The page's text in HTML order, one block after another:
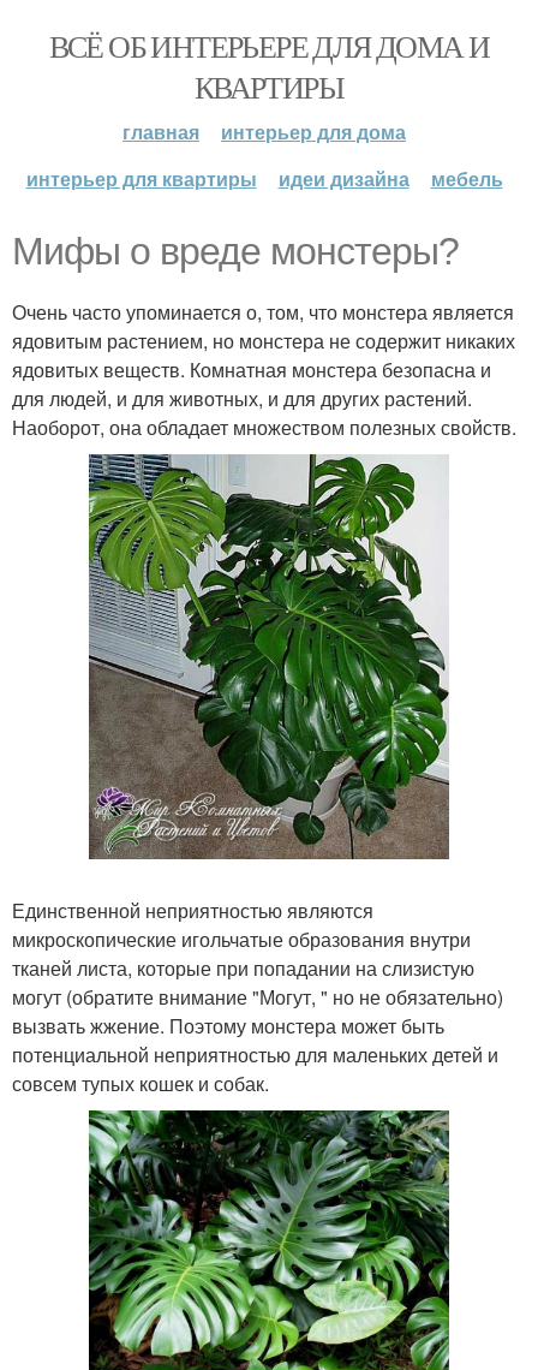
ВСЁ ОБ ИНТЕРЬЕРЕ ДЛЯ ДОМА И
КВАРТИРЫ
главная
интерьер для дома
интерьер для квартиры
идеи дизайна мебель
Мифы о вреде монстеры?
Очень часто упоминается о, том, что монстера является
ядовитым растением, но монстера не содержит никаких
ядовитых веществ. Комнатная монстера безопасна и
для людей, и для животных, и для других растений.
Наоборот, она обладает множеством полезных свойств.
Единственной неприятностью являются
микроскопические игольчатые образования внутри
тканей листа, которые при попадании на слизистую
могут (обратите внимание "Могут, " но не обязательно)
вызвать жжение. Поэтому монстера может быть
потенциальной неприятностью для маленьких детей и
совсем тупых кошек и собак.